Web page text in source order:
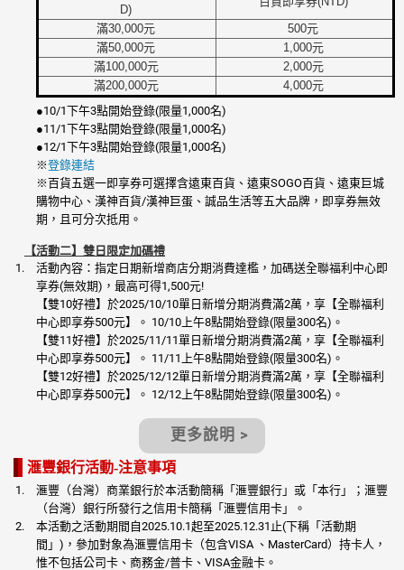
D)
滿30,000元
500元
滿50,000元
1,000元
滿100,000元
2,000元
滿200,000元
4,000元
●10/1下午3點開始登錄(限量1,000名)
●11/1下午3點開始登錄(限量1,000名)
●12/1下午3點開始登錄(限量1,000名)
※登錄連結
※百貨五選一即享券可選擇含遠東百貨、遠東SOGO百貨、遠東巨城
購物中心、漢神百貨/漢神巨蛋、誠品生活等五大品牌，即享券無效
期，且可分次抵用。
【活動二】雙日限定加碼禮
活動內容：指定日期新增商店分期消費達檻，加碼送全聯福利中心即
享券(無效期)，最高可得1,500元!
【雙10好禮】於2025/10/10單日新增分期消費滿2萬，享【全聯福利
中心即享券500元】。 10/10上午8點開始登錄(限量300名)。
【雙11好禮】於2025/11/11單日新增分期消費滿2萬，享【全聯福利
中心即享券500元】。 11/11上午8點開始登錄(限量300名)。
【雙12好禮】於2025/12/12單日新增分期消費滿2萬，享【全聯福利
中心即享券500元】。 12/12上午8點開始登錄(限量300名)。
更多說明 >
滙豐銀行活動-注意事項
滙豐（台灣）商業銀行於本活動簡稱「滙豐銀行」或「本行」；滙豐
（台灣）銀行所發行之信用卡簡稱「滙豐信用卡」。
本活動之活動期間自2025.10.1起至2025.12.31止(下稱「活動期
間」)，參加對象為滙豐信用卡（包含VISA 、MasterCard）持卡人，
惟不包括公司卡、商務金/普卡、VISA金融卡。